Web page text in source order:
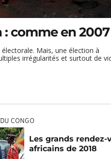
: comme en
Mais, une élection à
irrégularités et surtout de
CONGO
Les grands rendez-
africains de 2018